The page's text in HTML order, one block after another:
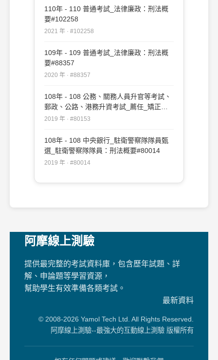
110年 - 110 普通考試_法律廉政：刑法概
要#102258
2021 年 · #102258
109年 - 109 普通考試_法律廉政：刑法概
要#88357
2020 年 · #88357
108年 - 108 公務、關務人員升官等考試、
郵政、公路、港務升資考試_薦任_矯正、
法制：刑法#80153
2019 年 · #80153
108年 - 108 中央銀行_駐衛警察隊隊員甄
選_駐衛警察隊隊員：刑法概要#80014
2019 年 · #80014
阿摩線上測驗
提供最完整的考試資料庫，包含歷年試題、詳
解、申論題等學習資源，
幫助學生有效準備各類考試。
最新資料
© 2008-2026 Yamol Tech Ltd. All Rights Reserved.
阿摩線上測驗--最強大的互動線上測驗 版權所有